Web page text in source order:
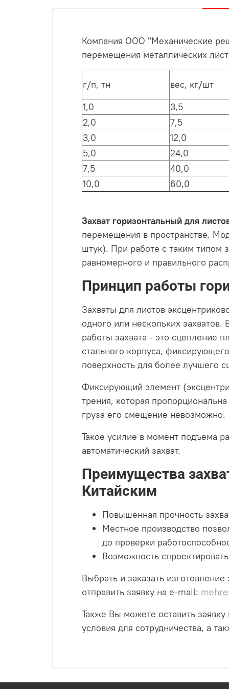
Компания ООО "Механические
перемещения металлических
г/п, тн
вес, кг/шт
1,0
3,5
2,0
7,5
3,0
12,0
5,0
24,0
7,5
40,0
10,0
60,0
Захват горизонтальный для
перемещения в пространстве.
штук). При работе с таким типом
равномерного и правильного
Принцип работы
Захваты для листов
одного или нескольких
работы захвата - это сцепление
стального корпуса,
поверхность для более лучшего
Фиксирующий элемент
трения, которая
груза его смещение невозможно.
Такое усилие в момент подъема
автоматический захват.
Преимущества
Китайским
Повышенная прочность
Местное производство
до проверки
Возможность
Выбрать и заказать
отправить заявку на e-mail:
Также Вы можете оставить
условия для сотрудничества, а